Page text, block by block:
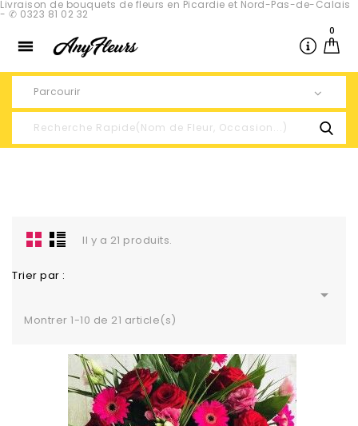
Livraison de bouquets de fleurs en Picardie et Nord-Pas-de-Calais
- ✆ 0323 81 02 32

0
Parcourir
Il y a 21 produits.
Trier par :

Montrer 1-10 de 21 article(s)